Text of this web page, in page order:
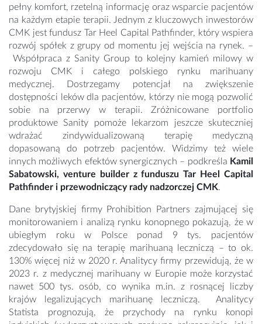
pełny komfort, rzetelną informację oraz wsparcie pacjentów
na każdym etapie terapii. Jednym z kluczowych inwestorów
CMK jest fundusz Tar Heel Capital Pathfinder, który wspiera
rozwój spółek z grupy od momentu jej wejścia na rynek. –
Współpraca z Sanity Group to kolejny kamień milowy w
rozwoju CMK i całego polskiego rynku marihuany
medycznej. Dostrzegamy potencjał na zwiększenie
dostępności leków dla pacjentów, którzy nie mogą pozwolić
sobie na przerwy w terapii. Zróżnicowane portfolio
produktowe Sanity pomoże lekarzom jeszcze skuteczniej
wdrażać zindywidualizowaną terapię medyczną
dopasowaną do potrzeb pacjentów. Widzimy też wiele
innych możliwych efektów synergicznych – podkreśla Kamil
Sabatowski, venture builder z funduszu Tar Heel Capital
Pathfinder i przewodniczący rady nadzorczej CMK.
Dane brytyjskiej firmy Prohibition Partners zajmującej się
monitorowaniem i analizą rynku konopnego pokazują, że w
ubiegłym roku w Polsce ponad 9 tys. pacjentów
zdecydowało się na terapię marihuaną leczniczą – to ok.
130% więcej niż w 2020 r. Analitycy firmy przewidują, że w
2023 r. z medycznej marihuany w Europie może korzystać
nawet 500 tys. osób, co wynika m.in. z rosnącej liczby
krajów legalizujących marihuanę leczniczą. Analitycy
Statista prognozują, że przychody na rynku konopi